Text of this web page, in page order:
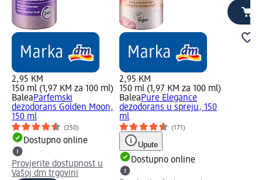
2,95 KM
150 ml (1,97 KM za 100 ml)
BaleaParfemski
dezodorans Golden Moon,
150 ml
(250)
Dostupno online
Provjerite dostupnost u
Vašoj dm trgovini
2,95 KM
150 ml (1,97 KM za 100 ml)
BaleaPure Elegance
dezodorans u spreju, 150
ml
(171)
Upute
Dostupno online